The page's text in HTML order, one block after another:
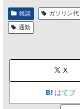
雑談 ガソリン代
通勤
X
はてブ